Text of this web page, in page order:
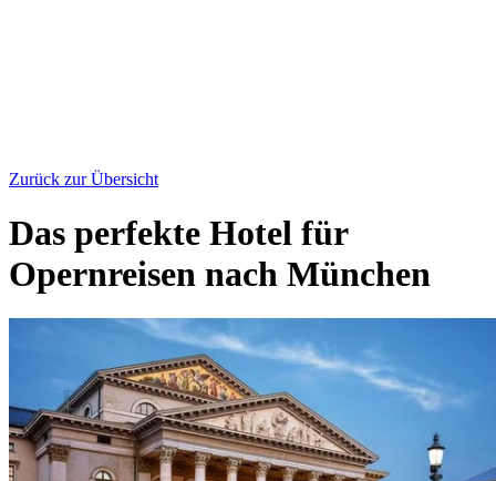
Zurück zur Übersicht
Das perfekte Hotel für
Opernreisen nach München